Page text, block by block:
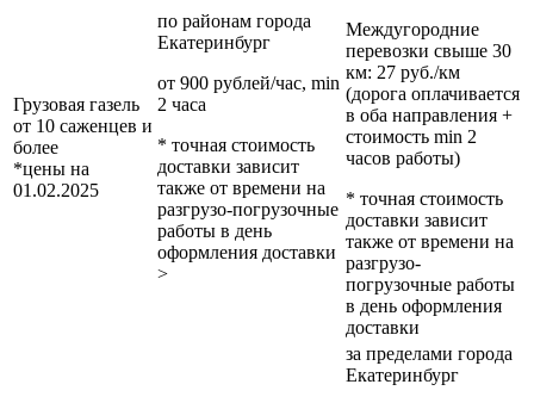
Грузовая газель
от 10 саженцев и
более
*цены на
01.02.2025
по районам города
Екатеринбург
от 900 рублей/час, min
2 часа
* точная стоимость
доставки зависит
также от времени на
разгрузо-погрузочные
работы в день
оформления доставки
>
Междугородние
перевозки свыше 30
км: 27 руб./км
(дорога оплачивается
в оба направления +
стоимость min 2
часов работы)
* точная стоимость
доставки зависит
также от времени на
разгрузо-
погрузочные работы
в день оформления
доставки
за пределами города
Екатеринбург